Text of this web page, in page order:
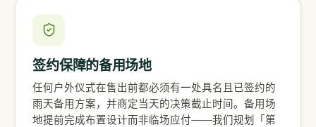
签约保障的备用场地
任何户外仪式在售出前都必须有一处具名且已签约的
雨天备用方案，并商定当天的决策截止时间。备用场
地提前完成布置设计而非临场应付——我们规划「第